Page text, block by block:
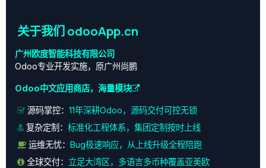
关于我们 odooApp.cn
广州欧度智能科技有限公司
Odoo专业开发实施，原广州尚鹏
Odoo中文应用商店，海量模块
源码掌控： 11年深耕Odoo，源码交付可控无锁
复杂定制： 标准化工程体系，集团定制按时上线
运维无忧：
Bug极速响应，从上线升级全程陪跑
全球交付： 立足大湾区，多语言多币种覆盖亚美欧